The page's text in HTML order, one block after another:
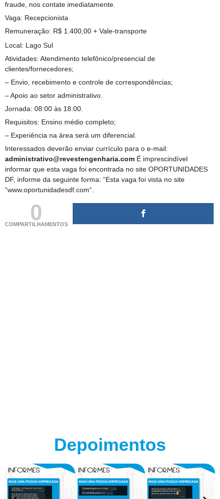
fraude, nos contate imediatamente.
Vaga: Recepcionista
Remuneração: R$ 1.400,00 + Vale-transporte
Local: Lago Sul
Atividades: Atendimento telefônico/presencial de
clientes/fornecedores;
– Envio, recebimento e controle de correspondências;
– Apoio ao setor administrativo.
Jornada: 08:00 às 18:00.
Requisitos: Ensino médio completo;
– Experiência na área será um diferencial.
Interessados deverão enviar currículo para o e-mail:
administrativo@revestengenharia.com É imprescindível
informar que esta vaga foi encontrada no site OPORTUNIDADES
DF, informe da seguinte forma: “Esta vaga foi vista no site
“www.oportunidadesdf.com“.
0
COMPARTILHAMENTOS
Depoimentos